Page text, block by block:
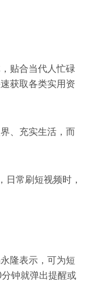
贴合当代人忙碌
获取各类实用资
、充实生活，而
日常刷短视频时，
隆表示，可为短
钟就弹出提醒或